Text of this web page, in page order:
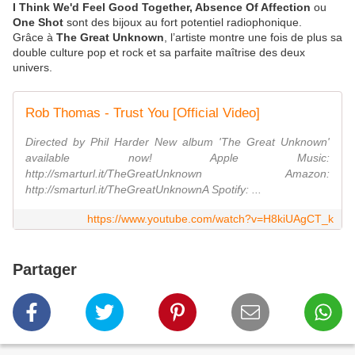
I Think We'd Feel Good Together, Absence Of Affection ou
One Shot sont des bijoux au fort potentiel radiophonique.
Grâce à The Great Unknown , l’artiste montre une fois de plus sa
double culture pop et rock et sa parfaite maîtrise des deux
univers.
Rob Thomas - Trust You [Official Video]
Directed by Phil Harder New album 'The Great Unknown'
available now! Apple Music:
http://smarturl.it/TheGreatUnknown Amazon:
http://smarturl.it/TheGreatUnknownA Spotify: ...
https://www.youtube.com/watch?v=H8kiUAgCT_k
Partager